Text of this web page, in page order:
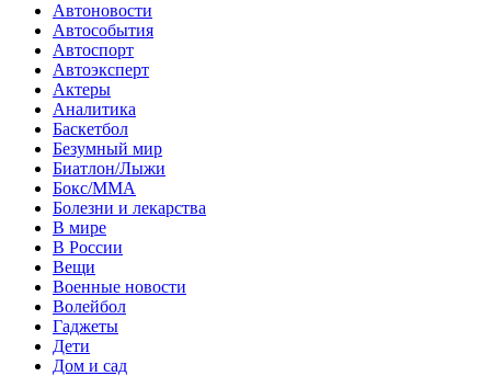
Автоновости
Автособытия
Автоспорт
Автоэксперт
Актеры
Аналитика
Баскетбол
Безумный мир
Биатлон/Лыжи
Бокс/MMA
Болезни и лекарства
В мире
В России
Вещи
Военные новости
Волейбол
Гаджеты
Дети
Дом и сад